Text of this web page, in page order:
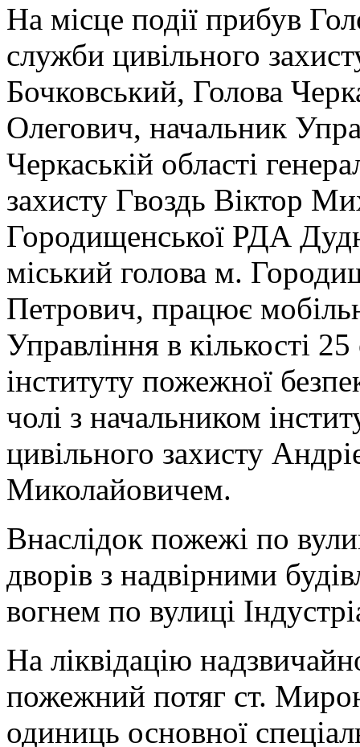
На місце події прибув
служби цивільного
Бочковський, Голова
Олегович, начальник
Черкаській області
захисту Гвоздь Віктор
Городищенської РДА
міський голова м.
Петрович, працює
Управління в кількості
інституту пожежної
чолі з начальником
цивільного захисту
Миколайовичем.
Внаслідок пожежі по
дворів з надвірними
вогнем по вулиці
На ліквідацію
пожежний потяг ст.
одиниць основної